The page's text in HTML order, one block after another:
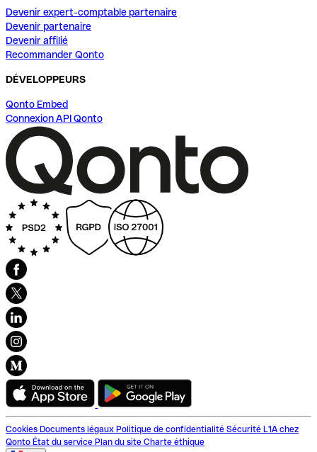
Devenir expert-comptable partenaire
Devenir partenaire
Devenir affilié
Recommander Qonto
DÉVELOPPEURS
Qonto Embed
Connexion API Qonto
Cookies Documents légaux Politique de confidentialité Sécurité L'IA chez
Qonto État du service Plan du site Charte éthique